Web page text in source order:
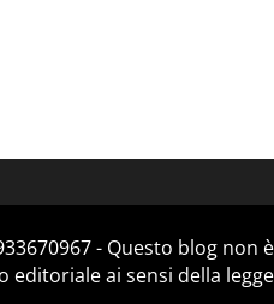
- Questo blog non
ai sensi della legge